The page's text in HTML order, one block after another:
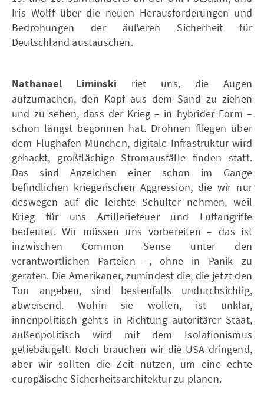
Iris Wolff über die neuen Herausforderungen und
Bedrohungen der äußeren Sicherheit für
Deutschland austauschen.
Nathanael Liminski riet uns, die Augen
aufzumachen, den Kopf aus dem Sand zu ziehen
und zu sehen, dass der Krieg – in hybrider Form –
schon längst begonnen hat. Drohnen fliegen über
dem Flughafen München, digitale Infrastruktur wird
gehackt, großflächige Stromausfälle finden statt.
Das sind Anzeichen einer schon im Gange
befindlichen kriegerischen Aggression, die wir nur
deswegen auf die leichte Schulter nehmen, weil
Krieg für uns Artilleriefeuer und Luftangriffe
bedeutet. Wir müssen uns vorbereiten – das ist
inzwischen Common Sense unter den
verantwortlichen Parteien –, ohne in Panik zu
geraten. Die Amerikaner, zumindest die, die jetzt den
Ton angeben, sind bestenfalls undurchsichtig,
abweisend. Wohin sie wollen, ist unklar,
innenpolitisch geht’s in Richtung autoritärer Staat,
außenpolitisch wird mit dem Isolationismus
geliebäugelt. Noch brauchen wir die USA dringend,
aber wir sollten die Zeit nutzen, um eine echte
europäische Sicherheitsarchitektur zu planen.